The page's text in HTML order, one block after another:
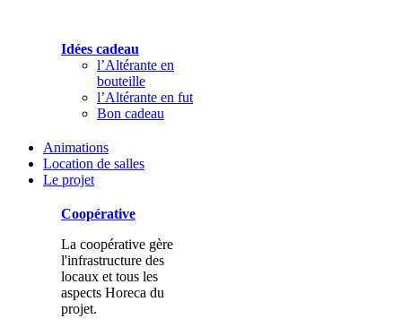
Idées cadeau
l’Altérante en
bouteille
l’Altérante en fut
Bon cadeau
Animations
Location de salles
Le projet
Coopérative
La coopérative gère
l'infrastructure des
locaux et tous les
aspects Horeca du
projet.